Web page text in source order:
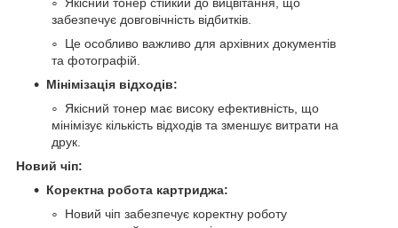
забезпечує довговічність відбитків.
Це особливо важливо для архівних документів
та фотографій.
Мінімізація відходів:
Якісний тонер має високу ефективність, що
мінімізує кількість відходів та зменшує витрати на
друк.
Новий чіп:
Коректна робота картриджа:
Новий чіп забезпечує коректну роботу